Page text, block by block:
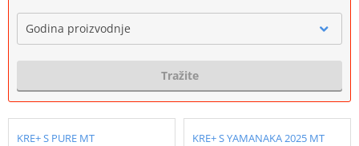
Godina proizvodnje
Tražite
KRE+ S PURE MT KRE+ S YAMANAKA 2025 MT